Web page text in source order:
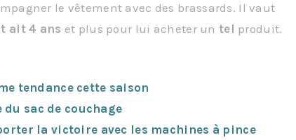
le vêtement avec des brassards. Il vaut
ait 4 ans et plus pour lui acheter un tel produit.
tendance cette saison
sac de couchage
la victoire avec les machines à pince